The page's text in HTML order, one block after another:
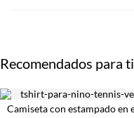
Recomendados para ti